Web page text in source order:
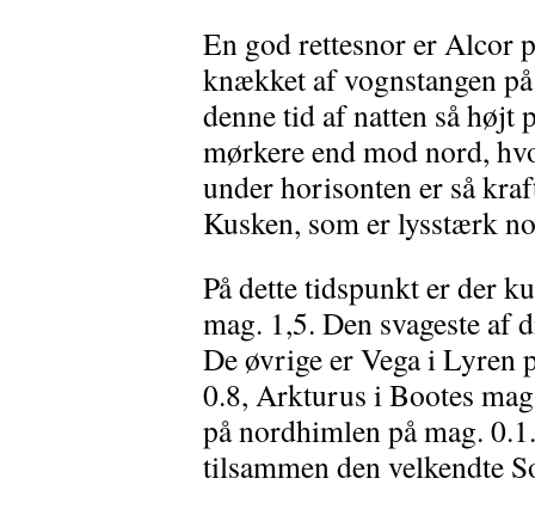
En god rettesnor er Alcor
knækket af vognstangen
denne tid af natten så højt
mørkere end mod nord,
under horisonten er så
Kusken, som er lysstærk
På dette tidspunkt er der
mag. 1,5. Den svageste af
De øvrige er Vega i Lyren
0.8, Arkturus i Bootes
på nordhimlen på mag.
tilsammen den velkendte